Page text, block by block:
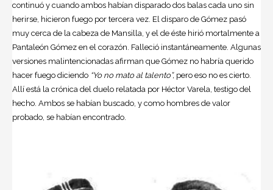
continuó y cuando ambos habían disparado dos balas cada uno sin
herirse, hicieron fuego por tercera vez. El disparo de Gómez pasó
muy cerca de la cabeza de Mansilla, y el de éste hirió mortalmente a
Pantaleón Gómez en el corazón. Falleció instantáneamente. Algunas
versiones malintencionadas afirman que Gómez no habría querido
hacer fuego diciendo “Yo no mato al talento”, pero eso no es cierto.
Allí está la crónica del duelo relatada por Héctor Varela, testigo del
hecho. Ambos se habían buscado, y como hombres de valor
probado, se habían encontrado.